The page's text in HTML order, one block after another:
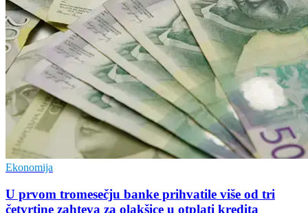
Ekonomija
U prvom tromesečju banke prihvatile više od tri
četvrtine zahteva za olakšice u otplati kredita